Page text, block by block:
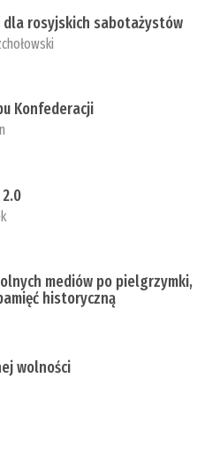
rosyjskich sabotażystów
Konfederacji
mediów po pielgrzymki,
historyczną
wolności